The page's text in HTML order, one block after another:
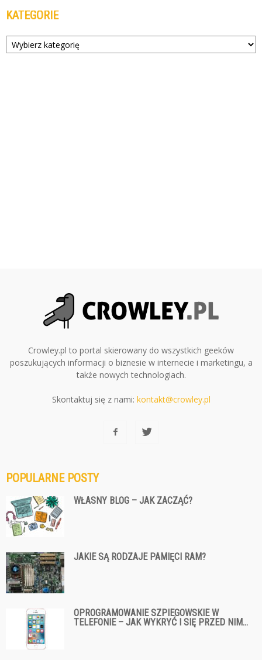
KATEGORIE
Kategorie
Crowley.pl to portal skierowany do wszystkich geeków
poszukujących informacji o biznesie w internecie i marketingu, a
także nowych technologiach.
Skontaktuj się z nami: kontakt@crowley.pl
POPULARNE POSTY
WŁASNY BLOG – JAK ZACZĄĆ?
JAKIE SĄ RODZAJE PAMIĘCI RAM?
OPROGRAMOWANIE SZPIEGOWSKIE W
TELEFONIE – JAK WYKRYĆ I SIĘ PRZED NIM...